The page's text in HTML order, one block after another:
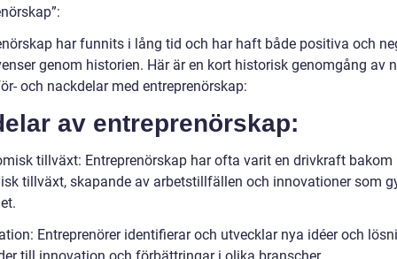
har funnits i lång tid och har haft både positiva och
genom historien. Här är en kort historisk genomgång av
och nackdelar med entreprenörskap:
av entreprenörskap:
tillväxt: Entreprenörskap har ofta varit en drivkraft bakom
tillväxt, skapande av arbetstillfällen och innovationer som
Entreprenörer identifierar och utvecklar nya idéer och